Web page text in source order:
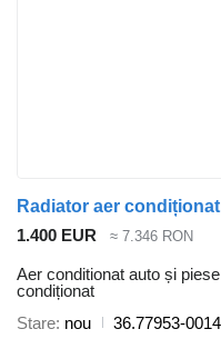
1.400 EUR ≈ 7.346 RON
Aer conditionat auto și
condiționat
Stare nou
36.77953-0014